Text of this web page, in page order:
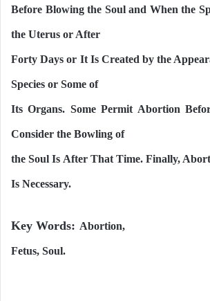
Before Blowing the Soul and When the
the Uterus or After
Forty Days or It Is Created by the
Species or Some of
Its Organs. Some Permit Abortion
Consider the Bowling of
the Soul Is After That Time. Finally,
Is Necessary.
Key Words: Abortion,
Fetus, Soul.